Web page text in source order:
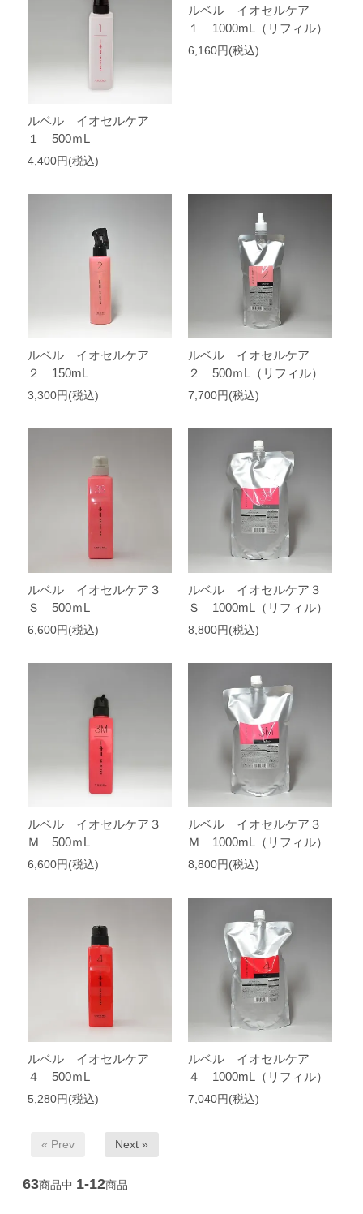
ルベル イオセルケア
１ 500ｍL
4,400円(税込)
ルベル イオセルケア
１ 1000mL（リフィル）
6,160円(税込)
ルベル イオセルケア
２ 150mL
3,300円(税込)
ルベル イオセルケア
２ 500ｍL（リフィル）
7,700円(税込)
ルベル イオセルケア３
Ｓ 500ｍL
6,600円(税込)
ルベル イオセルケア３
Ｓ 1000mL（リフィル）
8,800円(税込)
ルベル イオセルケア３
Ｍ 500ｍL
6,600円(税込)
ルベル イオセルケア３
Ｍ 1000mL（リフィル）
8,800円(税込)
ルベル イオセルケア
４ 500ｍL
5,280円(税込)
ルベル イオセルケア
４ 1000mL（リフィル）
7,040円(税込)
« Prev Next »
63商品中 1-12商品